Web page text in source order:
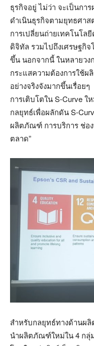
ธุรกิจอยู่ ไม่ว่า จะเป็นกา
ดำเนินธุรกิจตามยุทธศาส
การเปลี่ยนถ่ายเทคโนโล
ดิจิทัล รวมไปถึงเศรษฐกิ
ขึ้น นอกจากนี้ ในหลายวง
กระแสความต้องการใช้
อย่างจริงจังมากขึ้นเรื่อย
การเติบโตใน S-Curve
กลยุทธ์เพื่อผลักดัน S-
ผลิตภัณฑ์ การบริการ ช่อ
ตลาด”
สำหรับกลยุทธ์ทางด้านผ
นำผลิตภัณฑ์ใหม่ใน 4 ก